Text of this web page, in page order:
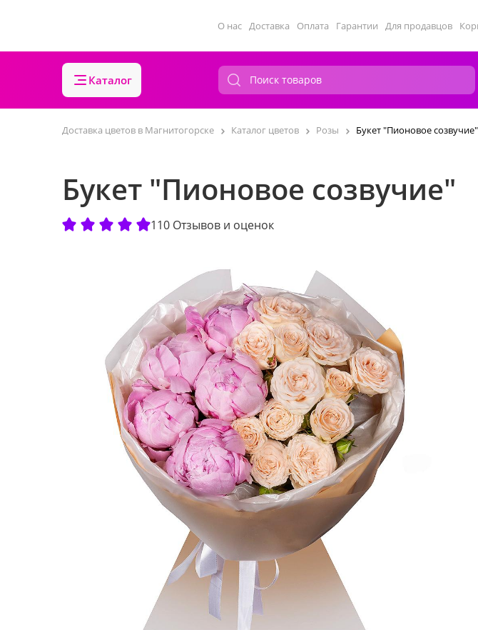
О нас Доставка Оплата Гарантии Для продавцов
Каталог
Доставка цветов в Магнитогорске Каталог цветов Розы Букет "Пионовое созвучие"
Букет "Пионовое созвучие"
110 Отзывов и оценок